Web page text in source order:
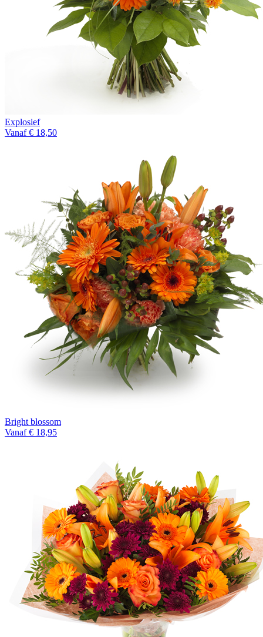
Explosief
Vanaf € 18,50
Bright blossom
Vanaf € 18,95